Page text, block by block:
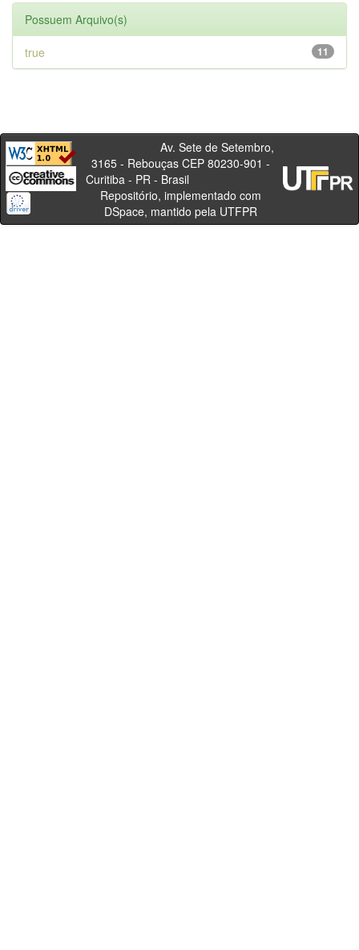
Possuem Arquivo(s)
11
true
Av. Sete de Setembro,
3165 - Rebouças CEP 80230-901 -
Curitiba - PR - Brasil
Repositório, implementado com
DSpace, mantido pela UTFPR